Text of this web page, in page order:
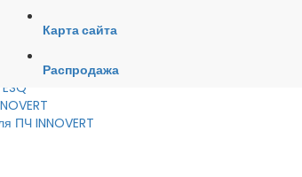
ПЧ INNOVERT
Карта сайта
Распродажа